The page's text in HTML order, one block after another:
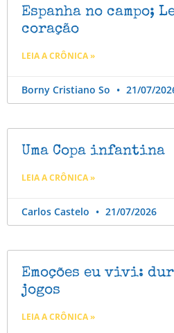
Espanha no campo;
coração
LEIA A CRÔNICA »
Borny Cristiano So 21/07/
Uma Copa infantina
LEIA A CRÔNICA »
Carlos Castelo 21/07/2026
Emoções eu vivi:
jogos
LEIA A CRÔNICA »